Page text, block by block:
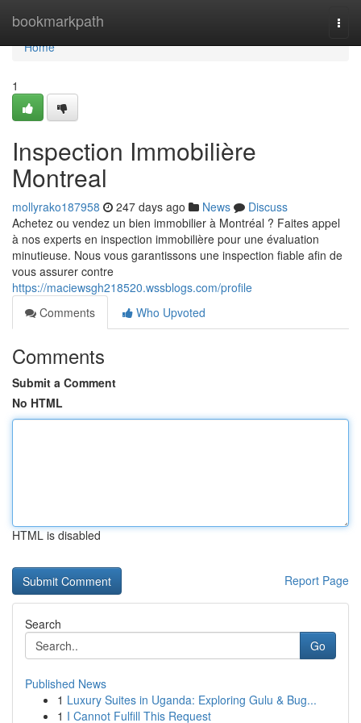
bookmarkpath
Home
Home
1
Inspection Immobilière
Montreal
mollyrako187958 247 days ago News
Discuss
Achetez ou vendez un bien immobilier à Montréal ? Faites appel
à nos experts en inspection immobilière pour une évaluation
minutieuse. Nous vous garantissons une inspection fiable afin de
vous assurer contre
https://maciewsgh218520.wssblogs.com/profile
Comments
Who Upvoted
Comments
Submit a Comment
No HTML
HTML is disabled
Report Page
Search
Go
Published News
1 Luxury Suites in Uganda: Exploring Gulu & Bug...
1 I Cannot Fulfill This Request